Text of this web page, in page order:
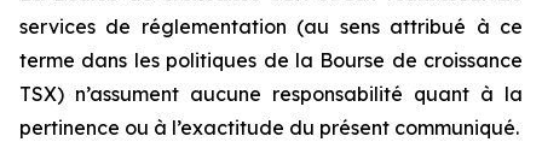
services de réglementation (au sens attribué à ce
terme dans les politiques de la Bourse de croissance
TSX) n’assument aucune responsabilité quant à la
pertinence ou à l’exactitude du présent communiqué.